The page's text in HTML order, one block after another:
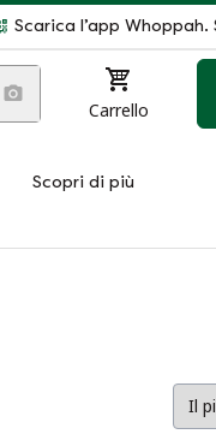
Scarica l’app
Carrello
Scopri di più